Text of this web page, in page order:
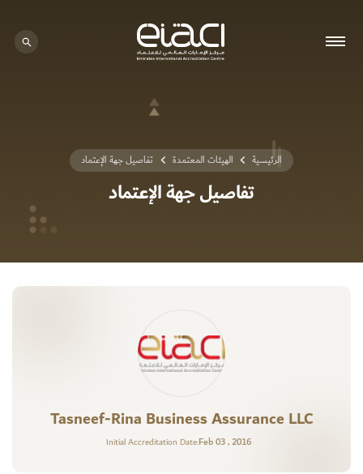
الرئيسية الهيئات المعتمدة تفاصيل جهة الإعتماد
تفاصيل جهة الإعتماد
Tasneef-Rina Business Assurance LLC
Initial Accreditation Date:Feb 03 , 2016